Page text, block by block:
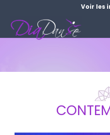
Voir les